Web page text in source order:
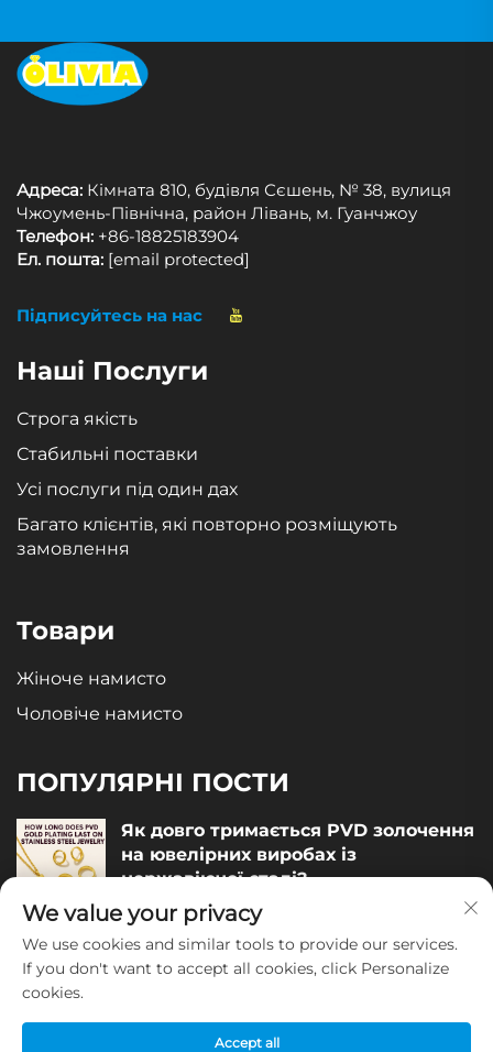
Адреса: Кімната 810, будівля Сєшень, № 38, вулиця
Чжоумень-Північна, район Лівань, м. Гуанчжоу
Телефон: +86-18825183904
Ел. пошта: [email protected]
Підписуйтесь на нас
Наші Послуги
Строга якість
Стабильні поставки
Усі послуги під один дах
Багато клієнтів, які повторно розміщують
замовлення
Товари
Жіноче намисто
Чоловіче намисто
ПОПУЛЯРНІ ПОСТИ
Як довго тримається PVD золочення
на ювелірних виробах із
нержавіючої сталі?
December 05, 2025
Як оцінити якість ювелірних виробів
December 04, 2025
We value your privacy
We use cookies and similar tools to provide our services.
If you don't want to accept all cookies, click Personalize
cookies.
Accept all